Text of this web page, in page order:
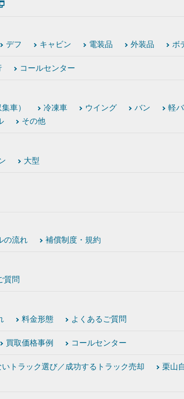
デフ キャビン 電装品 外装品 ボ
コールセンター
車）
冷凍車 ウイング バン 軽
その他
大型
の流れ 補償制度・規約
質問
料金形態 よくあるご質問
買取価格事例 コールセンター
トラック選び／成功するトラック売却 栗山